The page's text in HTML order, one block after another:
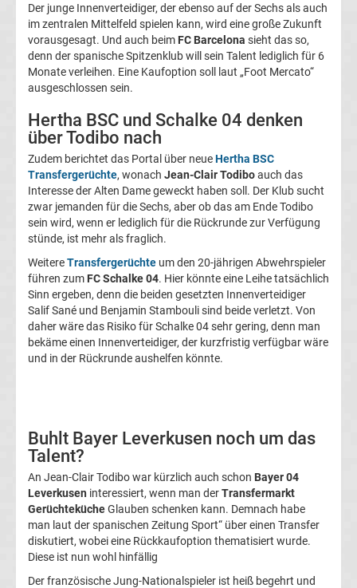
FC
Nürnberg
1.
FC
Saarbrücken
Transfergerüchte
1.
FC
Transfergerüchte
1.
FSV
Mainz
Der junge Innenverteidiger, der ebenso auf der Sechs als auch
im zentralen Mittelfeld spielen kann, wird eine große Zukunft
vorausgesagt. Und auch beim FC Barcelona sieht das so,
denn der spanische Spitzenklub will sein Talent lediglich für 6
Monate verleihen. Eine Kaufoption soll laut „Foot Mercato“
ausgeschlossen sein.
Hertha BSC und Schalke 04 denken
über Todibo nach
Zudem berichtet das Portal über neueHertha BSC
Transfergerüchte, wonach Jean-Clair Todiboauch das
Interesse der Alten Dame geweckt haben soll. Der Klub sucht
zwar jemanden für die Sechs, aber ob das am Ende Todibo
sein wird, wenn er lediglich für die Rückrunde zur Verfügung
stünde, ist mehr als fraglich.
WeitereTransfergerüchte um den 20-jährigen Abwehrspieler
führen zum FC Schalke 04. Hier könnte eine Leihe tatsächlich
Sinn ergeben, denn die beiden gesetzten Innenverteidiger
Salif Sané und Benjamin Stambouli sind beide verletzt. Von
daher wäre das Risiko für Schalke 04 sehr gering, denn man
bekäme einen Innenverteidiger, der kurzfristig verfügbar wäre
und in der Rückrunde aushelfen könnte.
Buhlt Bayer Leverkusen noch um das
Talent?
An Jean-Clair Todibo war kürzlich auch schon Bayer 04
Leverkusen interessiert, wenn man derTransfermarkt
GerüchtekücheGlauben schenken kann. Demnach habe
man laut der spanischen Zeitung Sport“ über einen Transfer
diskutiert, wobei eine Rückkaufoption thematisiert wurde.
Diese ist nun wohl hinfällig
Der französische Jung-Nationalspieler ist heiß begehrt und